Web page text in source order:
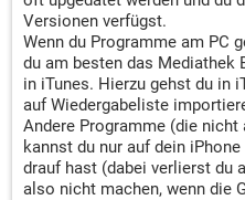
Versionen verfügst.
Wenn du Programme am PC
du am besten das Mediathek
in iTunes. Hierzu gehst du in
auf Wiedergabeliste
Andere Programme (die
kannst du nur auf dein
drauf hast (dabei verlierst du
also nicht machen, wenn die